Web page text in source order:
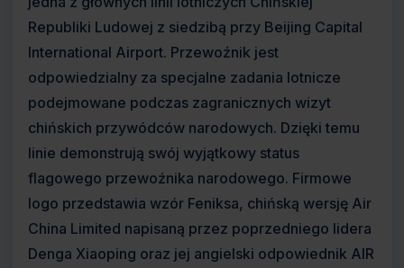
Republiki Ludowej z siedzibą przy Beijing Capital
International Airport. Przewoźnik jest
odpowiedzialny za specjalne zadania lotnicze
podejmowane podczas zagranicznych wizyt
chińskich przywódców narodowych. Dzięki temu
linie demonstrują swój wyjątkowy status
flagowego przewoźnika narodowego. Firmowe
logo przedstawia wzór Feniksa, chińską wersję Air
China Limited napisaną przez poprzedniego lidera
Denga Xiaoping oraz jej angielski odpowiednik AIR